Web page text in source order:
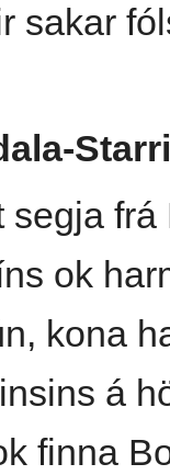
sakar
segja
ok
kona
á
finna